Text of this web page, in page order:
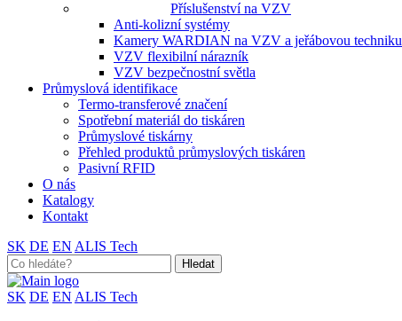
Příslušenství na VZV
Anti-kolizní systémy
Kamery WARDIAN na VZV a jeřábovou techniku
VZV flexibilní nárazník
VZV bezpečnostní světla
Průmyslová identifikace
Termo-transferové značení
Spotřební materiál do tiskáren
Průmyslové tiskárny
Přehled produktů průmyslových tiskáren
Pasivní RFID
O nás
Katalogy
Kontakt
SK DE EN ALIS Tech
Search
for:
SK DE EN ALIS Tech